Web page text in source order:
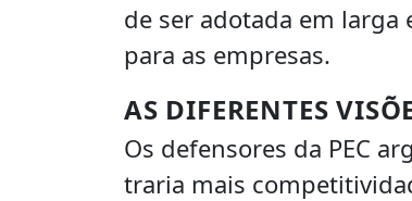
de ser adotada em larga
para as empresas.
AS DIFERENTES
Os defensores da PEC
traria mais